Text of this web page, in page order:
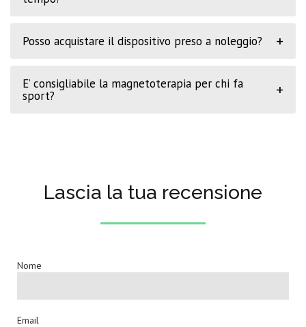
Posso acquistare il dispositivo preso a noleggio? +
E’ consigliabile la magnetoterapia per chi fa
sport?
+
Lascia la tua recensione
Nome
Email